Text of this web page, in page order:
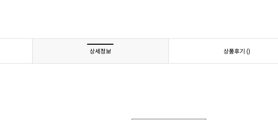
상세정보 상품후기 ()